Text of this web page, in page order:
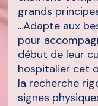
grands
...Adapte aux
pour
début de leur
hospitalier cet
la recherche
signes